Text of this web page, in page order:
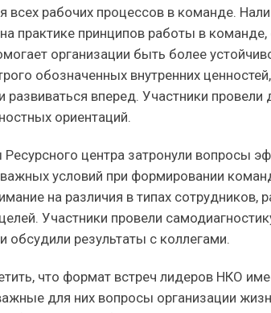
всех рабочих процессов в команде.
практике принципов работы в
организации быть более
обозначенных внутренних
развиваться вперед. Участники провели
ориентаций.
центра затронули вопросы
условий при формировании
на различия в типах сотрудников,
Участники провели
обсудили результаты с коллегами.
что формат встреч лидеров НКО
для них вопросы организации